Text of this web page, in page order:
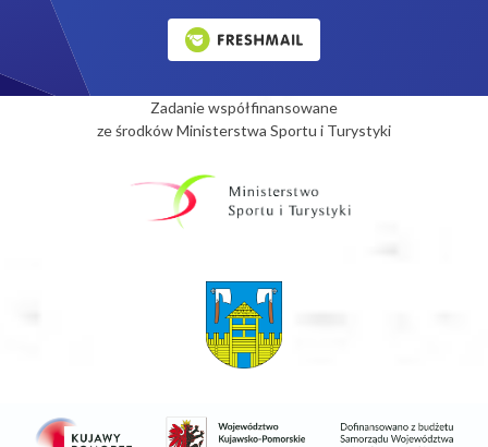
Zadanie współfinansowane
ze środków Ministerstwa Sportu i Turystyki